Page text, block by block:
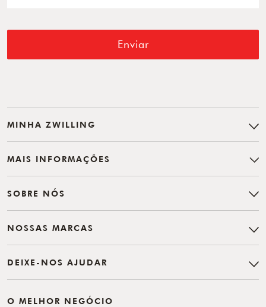
Enviar
MINHA ZWILLING
MAIS INFORMAÇÕES
SOBRE NÓS
NOSSAS MARCAS
DEIXE-NOS AJUDAR
O MELHOR NEGÓCIO